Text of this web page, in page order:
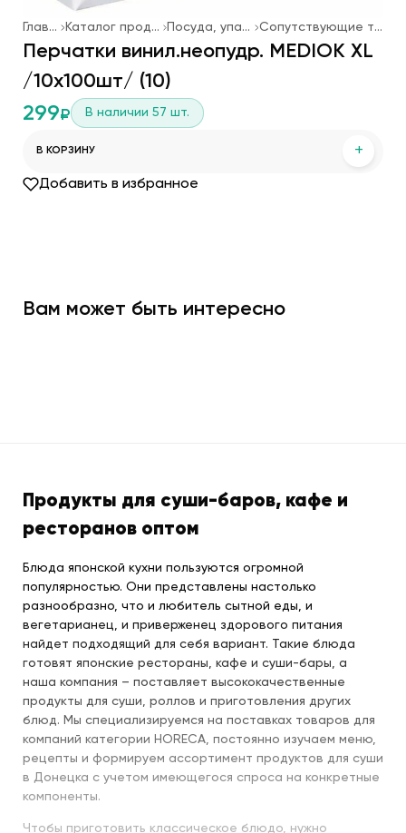
Главная Каталог продукции Посуда, упаковка Сопутствующие товары
Перчатки винил.неопудр. MEDIOK XL
/10х100шт/ (10)
299₽ В наличии 57 шт.
В КОРЗИНУ +
Добавить в избранное
Вам может быть интересно
Продукты для суши-баров, кафе и
ресторанов оптом
Блюда японской кухни пользуются огромной
популярностью. Они представлены настолько
разнообразно, что и любитель сытной еды, и
вегетарианец, и приверженец здорового питания
найдет подходящий для себя вариант. Такие блюда
готовят японские рестораны, кафе и суши-бары, а
наша компания – поставляет высококачественные
продукты для суши, роллов и приготовления других
блюд. Мы специализируемся на поставках товаров для
компаний категории HORECA, постоянно изучаем меню,
рецепты и формируем ассортимент продуктов для суши
в Донецка с учетом имеющегося спроса на конкретные
компоненты.
Чтобы приготовить классическое блюдо, нужно